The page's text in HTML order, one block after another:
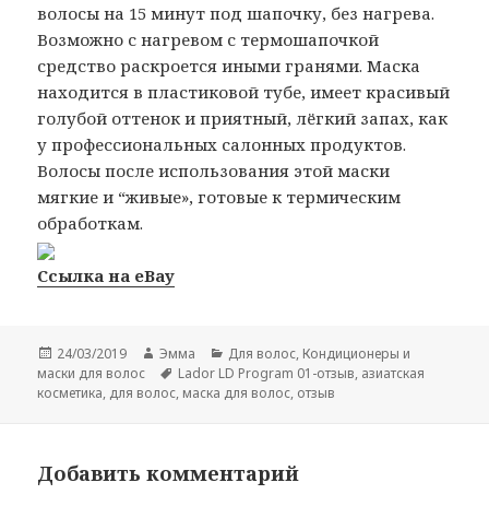
волосы на 15 минут под шапочку, без нагрева.
Возможно с нагревом с термошапочкой
средство раскроется иными гранями. Маска
находится в пластиковой тубе, имеет красивый
голубой оттенок и приятный, лёгкий запах, как
у профессиональных салонных продуктов.
Волосы после использования этой маски
мягкие и “живые», готовые к термическим
обработкам.
Ссылка на eBay
Опубликовано
24/03/2019 Автор
Эмма Рубрики
Для волос, Кондиционеры и
маски для волос
Метки
Lador LD Program 01-отзыв, азиатская
косметика, для волос, маска для волос, отзыв
Добавить комментарий